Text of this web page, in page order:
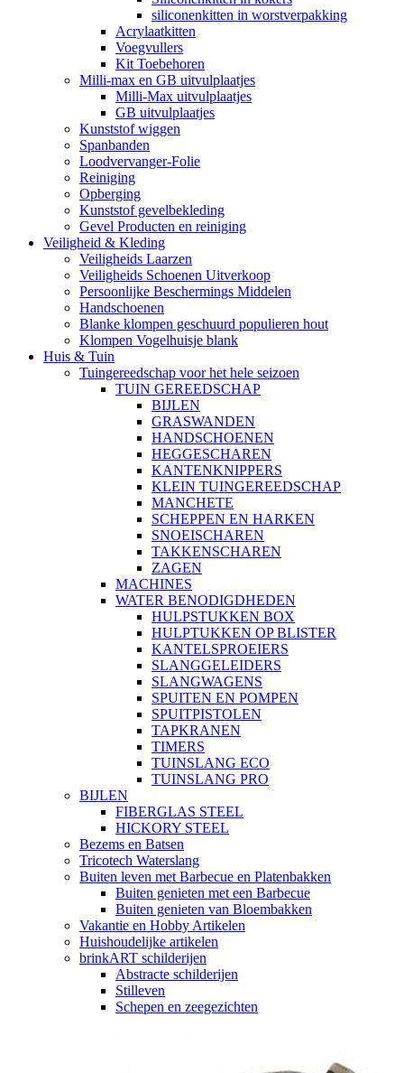
siliconenkitten in worstverpakking
Acrylaatkitten
Voegvullers
Kit Toebehoren
Milli-max en GB uitvulplaatjes
Milli-Max uitvulplaatjes
GB uitvulplaatjes
Kunststof wiggen
Spanbanden
Loodvervanger-Folie
Reiniging
Opberging
Kunststof gevelbekleding
Gevel Producten en reiniging
Veiligheid & Kleding
Veiligheids Laarzen
Veiligheids Schoenen Uitverkoop
Persoonlijke Beschermings Middelen
Handschoenen
Blanke klompen geschuurd populieren hout
Klompen Vogelhuisje blank
Huis & Tuin
Tuingereedschap voor het hele seizoen
TUIN GEREEDSCHAP
BIJLEN
GRASWANDEN
HANDSCHOENEN
HEGGESCHAREN
KANTENKNIPPERS
KLEIN TUINGEREEDSCHAP
MANCHETE
SCHEPPEN EN HARKEN
SNOEISCHAREN
TAKKENSCHAREN
ZAGEN
MACHINES
WATER BENODIGDHEDEN
HULPSTUKKEN BOX
HULPTUKKEN OP BLISTER
KANTELSPROEIERS
SLANGGELEIDERS
SLANGWAGENS
SPUITEN EN POMPEN
SPUITPISTOLEN
TAPKRANEN
TIMERS
TUINSLANG ECO
TUINSLANG PRO
BIJLEN
FIBERGLAS STEEL
HICKORY STEEL
Bezems en Batsen
Tricotech Waterslang
Buiten leven met Barbecue en Platenbakken
Buiten genieten met een Barbecue
Buiten genieten van Bloembakken
Vakantie en Hobby Artikelen
Huishoudelijke artikelen
brinkART schilderijen
Abstracte schilderijen
Stilleven
Schepen en zeegezichten